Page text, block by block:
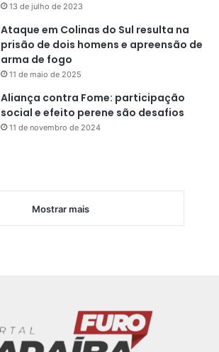
13 de julho de 2023
Ataque em Colinas do Sul resulta na
prisão de dois homens e apreensão de
arma de fogo
11 de maio de 2025
Aliança contra Fome: participação
social e efeito perene são desafios
11 de novembro de 2024
Mostrar mais